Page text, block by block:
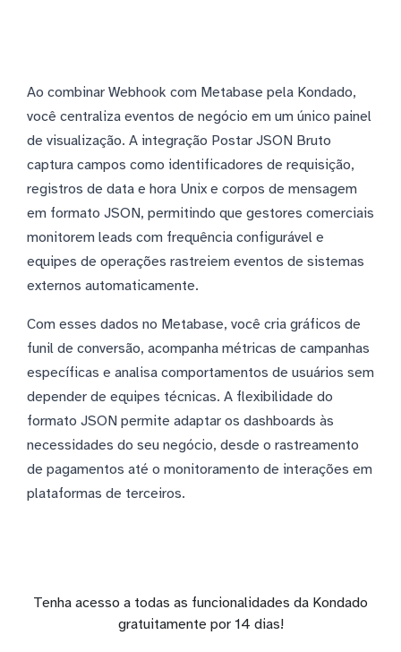
Ao combinar Webhook com Metabase pela Kondado,
você centraliza eventos de negócio em um único painel
de visualização. A integração Postar JSON Bruto
captura campos como identificadores de requisição,
registros de data e hora Unix e corpos de mensagem
em formato JSON, permitindo que gestores comerciais
monitorem leads com frequência configurável e
equipes de operações rastreiem eventos de sistemas
externos automaticamente.
Com esses dados no Metabase, você cria gráficos de
funil de conversão, acompanha métricas de campanhas
específicas e analisa comportamentos de usuários sem
depender de equipes técnicas. A flexibilidade do
formato JSON permite adaptar os dashboards às
necessidades do seu negócio, desde o rastreamento
de pagamentos até o monitoramento de interações em
plataformas de terceiros.
Tenha acesso a todas as funcionalidades da Kondado
gratuitamente por 14 dias!